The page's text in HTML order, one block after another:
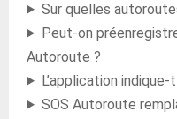
Sur quelles
Peut-on
Autoroute ?
L’application
SOS Autoroute